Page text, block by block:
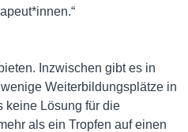
Inzwischen gibt es in
Weiterbildungsplätze in
keine Lösung für die
als ein Tropfen auf einen